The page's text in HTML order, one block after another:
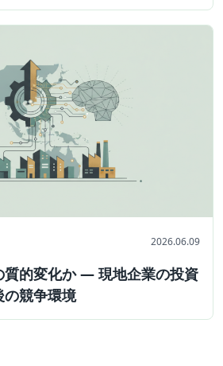
2026.06.09
質的変化か ― 現地企業の投資
競争環境